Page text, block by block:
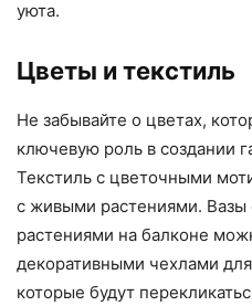
уюта.
Цветы и текстиль
Не забывайте о цветах,
ключевую роль в создании
Текстиль с цветочными
с живыми растениями. Вазы
растениями на балконе
декоративными чехлами
которые будут